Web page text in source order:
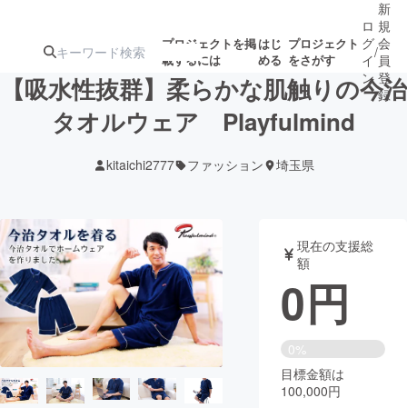
プロジェクトを掲
載するには
はじ
める
プロジェクト
をさがす
ターン
ジェクト
募集終了が近いプ
ロジェクト
アート・写真 音楽
テクノロジー・ガジェット ゲーム・サ
映像・映画 書籍・雑誌
ビジネス・起業 チャレンジ
ロ
グ
イ
ン
/
新
規
会
員
登
録
【吸水性抜群】柔らかな肌触りの今治
タオルウェア Playfulmind
kitaichi2777 ファッション 埼玉県
現在の支援総
額
0円
0%
目標金額は
100,000円